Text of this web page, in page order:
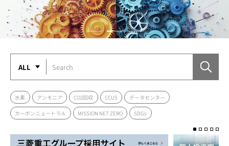
ALL
水素 アンモニア CO2回収 CCUS データセンター
カーボンニュートラル MISSION NET ZERO SDGs